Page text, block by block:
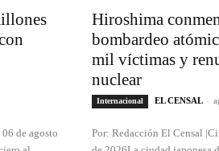
de agosto
Hiroshima
bombardeo
mil víctimas y
nuclear
Internacional EL CENSAL -
Por: Redacción El Censal